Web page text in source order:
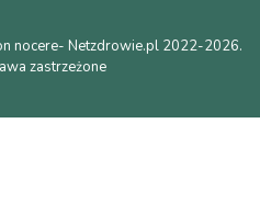
nocere- Netzdrowie.pl 2022-2026.
zastrzeżone